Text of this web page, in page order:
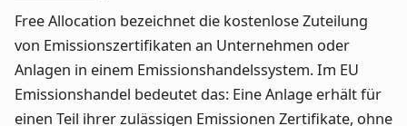
Free Allocation bezeichnet die kostenlose Zuteilung
von Emissionszertifikaten an Unternehmen oder
Anlagen in einem Emissionshandelssystem. Im EU
Emissionshandel bedeutet das: Eine Anlage erhält für
einen Teil ihrer zulässigen Emissionen Zertifikate, ohne